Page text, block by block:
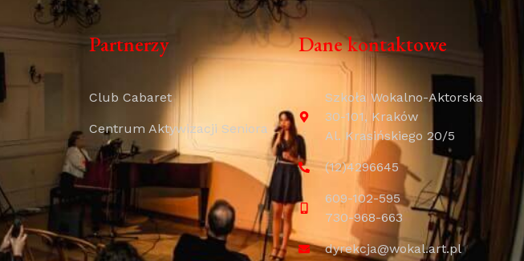
Partnerzy
Club Cabaret
Centrum Aktywizacji Seniora
Dane kontaktowe
Szkoła Wokalno-Aktorska
30-101, Kraków
Al. Krasińskiego 20/5
(12)4296645
609-102-595
730-968-663
dyrekcja@wokal.art.pl